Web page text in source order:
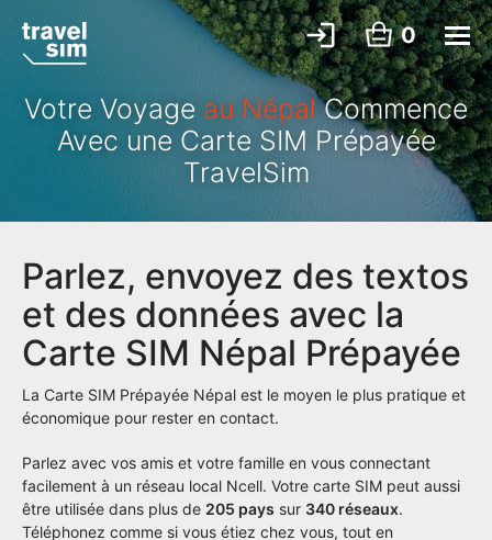
0
Votre Voyage au NépalCommence
Avec une Carte SIM Prépayée
TravelSim
Parlez, envoyez des textos
et des données avec la
Carte SIM Népal Prépayée
La Carte SIM Prépayée Népal est le moyen le plus pratique et
économique pour rester en contact.
Parlez avec vos amis et votre famille en vous connectant
facilement à un réseau local Ncell. Votre carte SIM peut aussi
être utilisée dans plus de 205 pays sur 340 réseaux.
Téléphonez comme si vous étiez chez vous, tout en